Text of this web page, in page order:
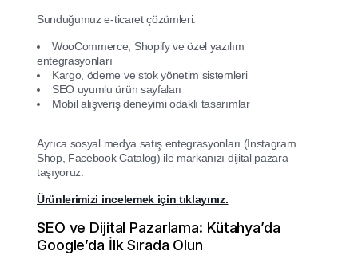
Sunduğumuz e-ticaret çözümleri:
WooCommerce, Shopify ve özel yazılım
entegrasyonları
Kargo, ödeme ve stok yönetim sistemleri
SEO uyumlu ürün sayfaları
Mobil alışveriş deneyimi odaklı tasarımlar
Ayrıca sosyal medya satış entegrasyonları (Instagram
Shop, Facebook Catalog) ile markanızı dijital pazara
taşıyoruz.
Ürünlerimizi incelemek için tıklayınız.
SEO ve Dijital Pazarlama: Kütahya’da
Google’da İlk Sırada Olun